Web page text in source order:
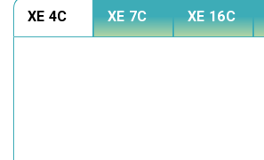
XE 4C XE 7C XE 16C